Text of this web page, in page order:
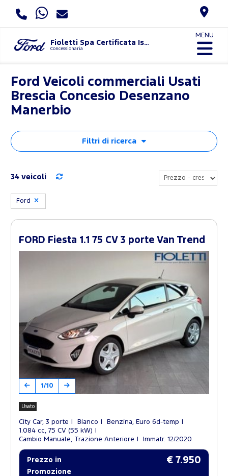
Fioletti Spa Certificata Iso 9001:2015 E Uni Pdr 125:2022
Concessionaria
MENU
Ford Veicoli commerciali Usati
Brescia Concesio Desenzano
Manerbio
Filtri di ricerca
34 veicoli
Ford
FORD Fiesta 1.1 75 CV 3 porte Van Trend
1/10
Usato
City Car, 3 porte Bianco
Benzina, Euro 6d-temp
1.084 cc, 75 CV (55 kW)
Cambio Manuale, Trazione Anteriore
Immatr. 12/2020
Prezzo in
Promozione
€ 7.950